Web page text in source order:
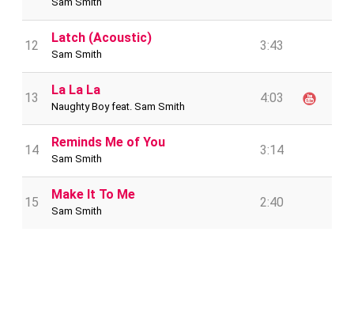
12
Latch (Acoustic)
Sam Smith
3:43
13
La La La
Naughty Boy feat. Sam Smith
4:03
14
Reminds Me of You
Sam Smith
3:14
15
Make It To Me
Sam Smith
2:40